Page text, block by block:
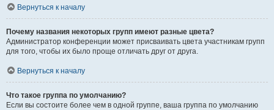
Вернуться к началу
Почему названия некоторых групп имеют разные цвета?
Администратор конференции может присваивать цвета участникам групп
для того, чтобы их было проще отличать друг от друга.
Вернуться к началу
Что такое группа по умолчанию?
Если вы состоите более чем в одной группе, ваша группа по умолчанию